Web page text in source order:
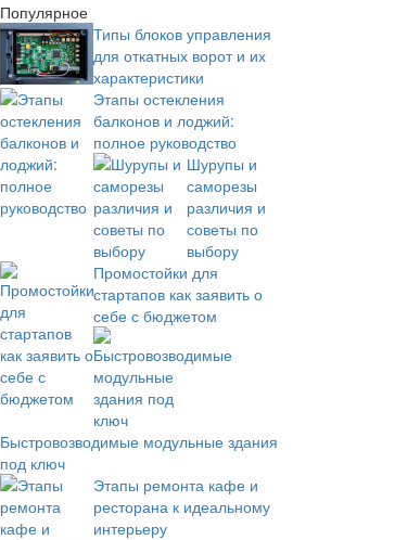
Популярное
Типы блоков управления
для откатных ворот и их
характеристики
Этапы остекления
балконов и лоджий:
полное руководство
Шурупы и
саморезы
различия и
советы по
выбору
Промостойки для
стартапов как заявить о
себе с бюджетом
Быстровозводимые модульные здания
под ключ
Этапы ремонта кафе и
ресторана к идеальному
интерьеру